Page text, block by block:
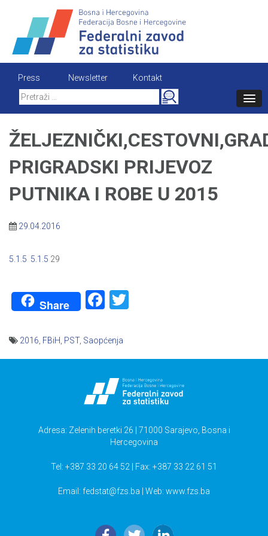
content
Press Newsletter
Kontakt
Search
for:
PRIGRADSKI PRIJEVOZ
PUTNIKA I ROBE U 2015
29.04.2016
5.1.5 5.1.5 29
Share Facebook
2016 FBiH PST, Saopćenja
Adresa: Zelenih beretki 26 | 71000 Sarajevo, Bosna i
Hercegovina
Tel: +387 33 20 64 52 | Fax: +387 33 22 61 51
Email: fedstat@fzs.ba | Web: www.fzs.ba